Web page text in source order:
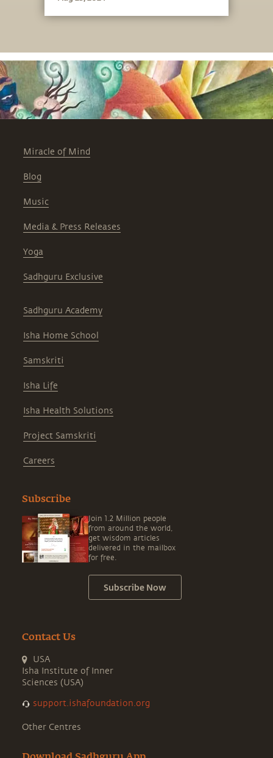
Miracle of Mind
Blog
Music
Media & Press Releases
Yoga
Sadhguru Exclusive
Sadhguru Academy
Isha Home School
Samskriti
Isha Life
Isha Health Solutions
Project Samskriti
Careers
Subscribe
Join 1.2 Million people
from around the world,
get wisdom articles
delivered in the mailbox
for free.
Subscribe Now
Contact Us
USA
Isha Institute of Inner
Sciences (USA)
support.ishafoundation.org
Other Centres